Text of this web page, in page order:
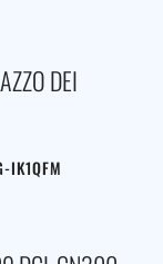
DEI
IK1QFM